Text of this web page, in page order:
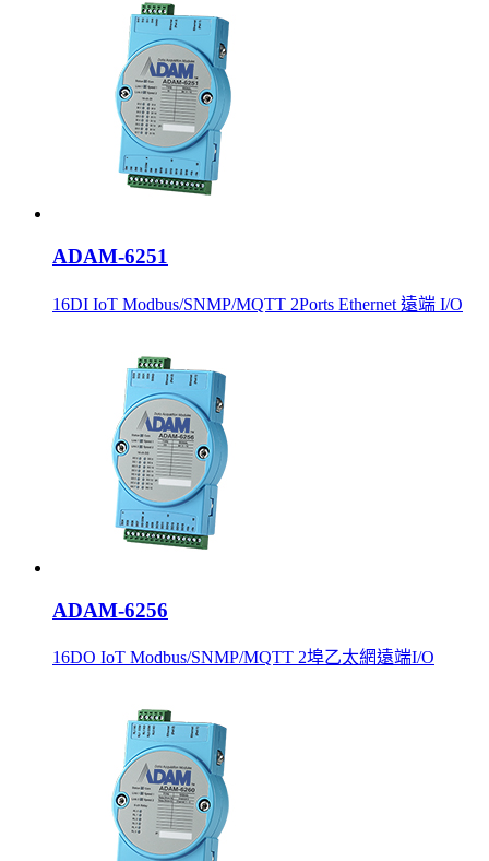
ADAM-6251
16DI IoT Modbus/SNMP/MQTT 2Ports Ethernet 遠端 I/O
ADAM-6256
16DO IoT Modbus/SNMP/MQTT 2埠乙太網遠端I/O